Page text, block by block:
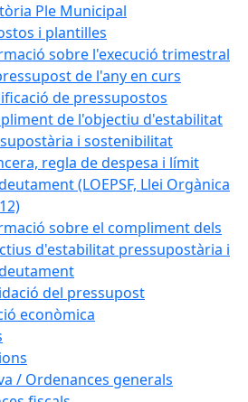
Ple Municipal
i plantilles
sobre l'execució trimestral
de l'any en curs
de pressupostos
de l'objectiu d'estabilitat
i sostenibilitat
regla de despesa i límit
(LOEPSF, Llei Orgànica
sobre el compliment dels
d'estabilitat pressupostària i
del pressupost
econòmica
/ Ordenances generals